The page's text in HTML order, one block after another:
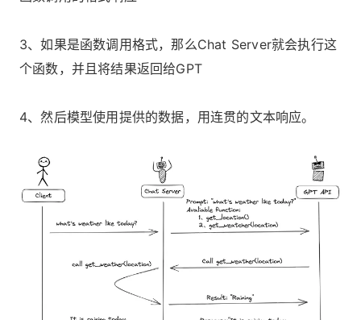
3、如果是函数调用格式，那么Chat Server就会执行这
个函数，并且将结果返回给GPT
4、然后模型使用提供的数据，用连贯的文本响应。